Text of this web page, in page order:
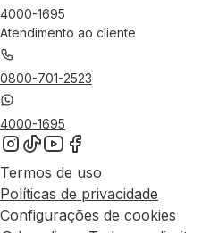
4000-1695
Atendimento ao cliente
0800-701-2523
4000-1695
Termos de uso
Políticas de privacidade
Configurações de cookies